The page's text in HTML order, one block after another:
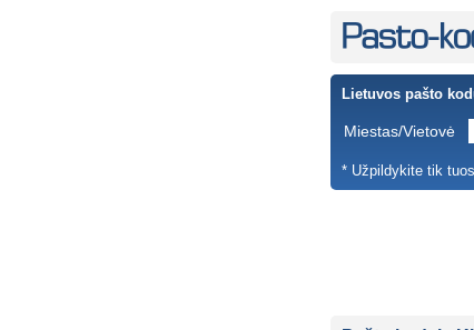
Lietuvos pašto
Miestas/Vietovė
* Užpildykite tik